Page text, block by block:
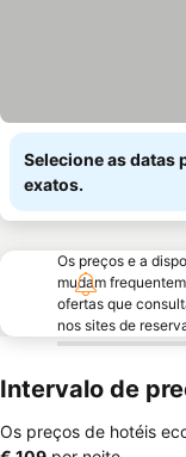
Selecione as datas
exatos.
Os preços e a
mudam
ofertas que
nos sites de
Intervalo de
Os preços de hotéis